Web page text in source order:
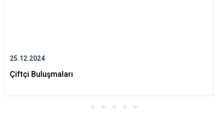
25.12.2024
Çiftçi Buluşmaları